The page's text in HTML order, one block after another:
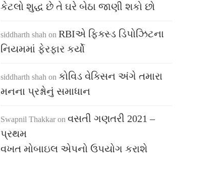
કેટલો શુદ્ધ છે તે ઘરે બેઠા જાણી શકો છો
siddharth shah on RBIએ ફિક્સ્ડ ડિપોઝિટના
નિયમમાં ફેરફાર કર્યો
siddharth shah on કોવિડ વેક્સિન અંગે તમારા
મનના પ્રશ્નોનું સમાધાન
Swapnil Thakkar on વસતી ગણતરી 2021 –
પ્રથમ
વખત મોબાઇલ એપનો ઉપયોગ કરાશે